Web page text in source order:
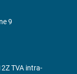
9
TVA intra-